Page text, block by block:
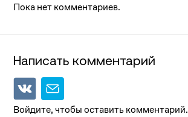
Пока нет комментариев.
Написать комментарий
Войдите, чтобы оставить комментарий.